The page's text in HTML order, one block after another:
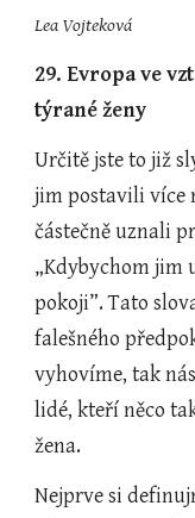
Lea Vojteková
29. Evropa ve
týrané ženy
Určitě jste to již
jim postavili více
částečně uznali
„Kdybychom jim
pokoji”. Tato
falešného
vyhovíme, tak
lidé, kteří něco
žena.
Nejprve si